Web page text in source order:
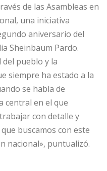
de las Asambleas en
una iniciativa
aniversario del
Sheinbaum Pardo.
del pueblo y la
siempre ha estado a la
se habla de
central en el que
con detalle y
buscamos con este
nacional», puntualizó.